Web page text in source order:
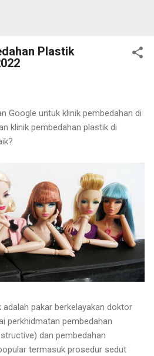
Plastik
Google untuk klinik pembedahan di
klinik pembedahan plastik di
pakar berkelayakan doktor
perkhidmatan pembedahan
dan pembedahan
termasuk prosedur sedut